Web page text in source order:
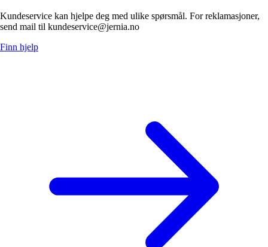
Kundeservice kan hjelpe deg med ulike spørsmål. For reklamasjoner,
send mail til kundeservice@jernia.no
Finn hjelp